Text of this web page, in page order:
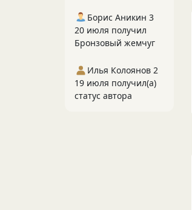
Борис Аникин 3
20 июля получил
Бронзовый жемчуг
Илья Колоянов 2
19 июля получил(а)
статус автора